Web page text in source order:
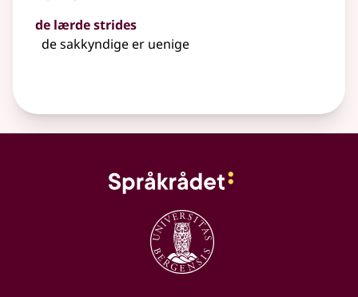
de lærde strides
de sakkyndige er uenige